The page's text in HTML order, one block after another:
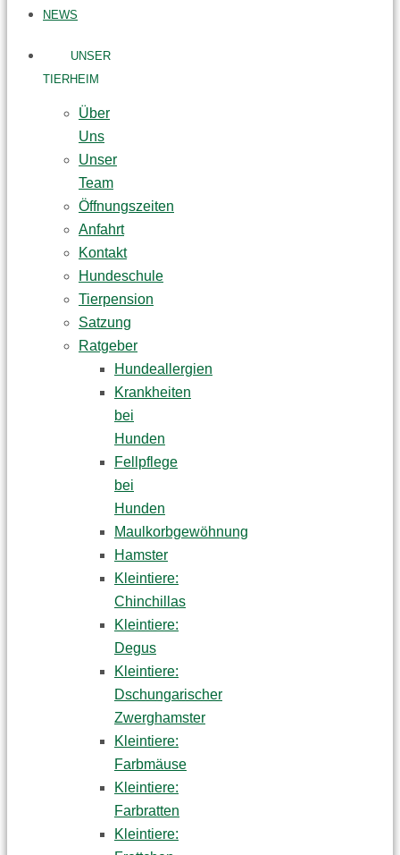
NEWS
UNSER
TIERHEIM
Über
Uns
Unser
Team
Öffnungszeiten
Anfahrt
Kontakt
Hundeschule
Tierpension
Satzung
Ratgeber
Hundeallergien
Krankheiten
bei
Hunden
Fellpflege
bei
Hunden
Maulkorbgewöhnung
Hamster
Kleintiere:
Chinchillas
Kleintiere:
Degus
Kleintiere:
Dschungarischer
Zwerghamster
Kleintiere:
Farbmäuse
Kleintiere:
Farbratten
Kleintiere: